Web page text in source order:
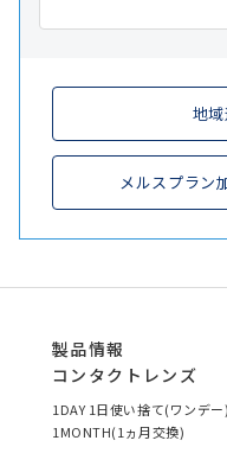
地
メルスプラン
製品情報
コンタクトレンズ
1DAY 1日使い捨て(ワンデー)
1MONTH(1ヵ月交換)